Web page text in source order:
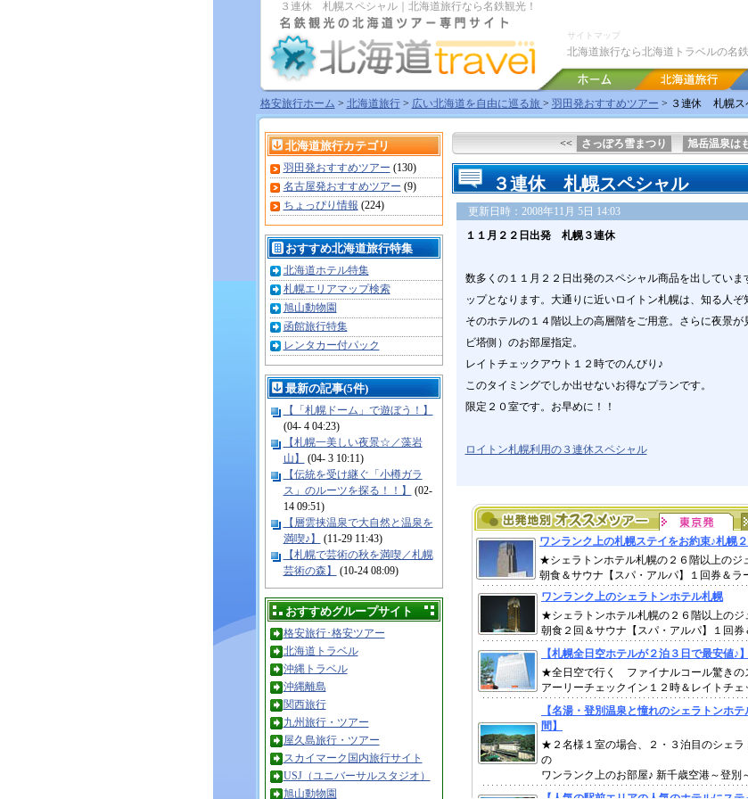
３連休 札幌スペシャル｜北海道旅行なら名鉄観光！
サイトマップ
北海道旅行なら北海道トラベルの名鉄
格安旅行ホーム > 北海道旅行> 広い北海道を自由に巡る旅 > 羽田発おすすめツアー > ３連休 札幌ス
<< さっぽろ雪まつり 旭岳温泉は
３連休 札幌スペシャル
更新日時：2008年11月 5日 14:03
１１月２２日出発 札幌３連休
数多くの１１月２２日出発のスペシャル商品を出してい
ップとなります。大通りに近いロイトン札幌は、知る人ぞ
そのホテルの１４階以上の高層階をご用意。さらに夜景
ビ塔側）のお部屋指定。
レイトチェックアウト１２時でのんびり♪
このタイミングでしか出せないお得なプランです。
限定２０室です。お早めに！！
ロイトン札幌利用の３連休スペシャル
北海道旅行カテゴリ
羽田発おすすめツアー (130)
名古屋発おすすめツアー (9)
ちょっぴり情報 (224)
おすすめ北海道旅行特集
北海道ホテル特集
札幌エリアマップ検索
旭山動物園
函館旅行特集
レンタカー付パック
最新の記事(5件)
【「札幌ドーム」で遊ぼう！】
(04- 4 04:23)
【札幌一美しい夜景☆／藻岩
山】
(04- 3 10:11)
【伝統を受け継ぐ「小樽ガラ
ス」のルーツを探る！！】
(02-
14 09:51)
【層雲挟温泉で大自然と温泉を
満喫♪】
(11-29 11:43)
【札幌で芸術の秋を満喫／札幌
芸術の森】
(10-24 08:09)
おすすめグループサイト
格安旅行･格安ツアー
北海道トラベル
沖縄トラベル
沖縄離島
関西旅行
九州旅行・ツアー
屋久島旅行・ツアー
スカイマーク国内旅行サイト
USJ（ユニバーサルスタジオ）
旭山動物園